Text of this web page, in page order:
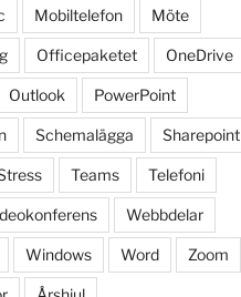
Mobiltelefon Möte
Officepaketet OneDrive
Outlook PowerPoint
Schemalägga Sharepoint
Teams Telefoni
Webbdelar
Windows Word Zoom